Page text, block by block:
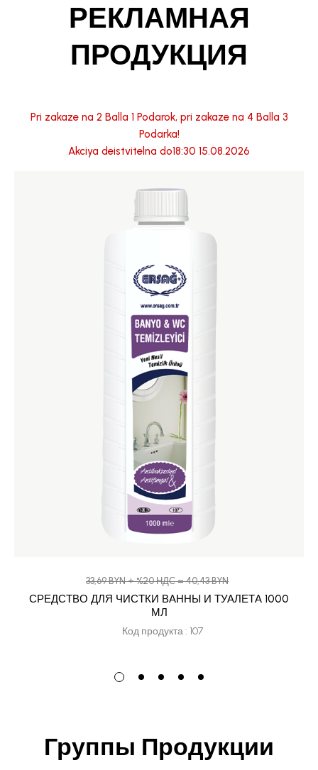
РЕКЛАМНАЯ
ПРОДУКЦИЯ
Pri zakaze na 2 Balla 1 Podarok, pri zakaze na 4 Balla 3
Podarka!
Akciya deistvitelna do18:30 15.08.2026
33,69 BYN + %20 НДС = 40,43 BYN
СРЕДСТВО ДЛЯ ЧИСТКИ ВАННЫ И ТУАЛЕТА 1000
МЛ
Код продукта : 107
Группы Продукции